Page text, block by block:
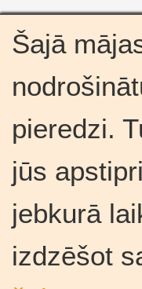
Šajā
pieredzi.
jūs
jebkurā
izdzēšot